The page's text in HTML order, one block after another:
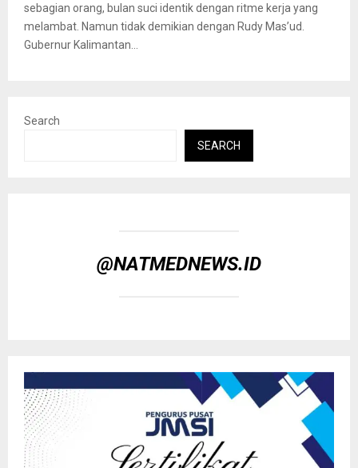
sebagian orang, bulan suci identik dengan ritme kerja yang
melambat. Namun tidak demikian dengan Rudy Mas’ud.
Gubernur Kalimantan...
Search
SEARCH
@NATMEDNEWS.ID